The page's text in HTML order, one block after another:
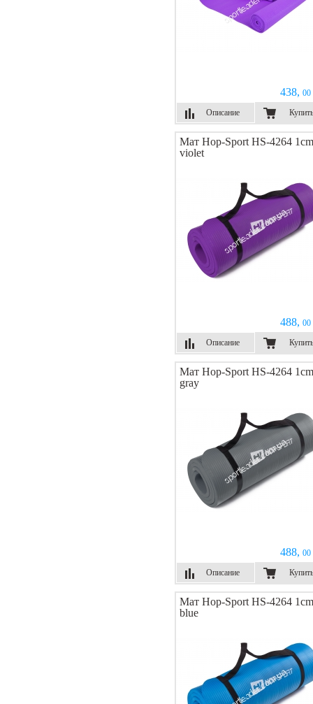
438, 00
Описание
Купить
Мат Hop-Sport HS-4264 1cm
violet
488, 00
Описание
Купить
Мат Hop-Sport HS-4264 1cm
gray
488, 00
Описание
Купить
Мат Hop-Sport HS-4264
blue